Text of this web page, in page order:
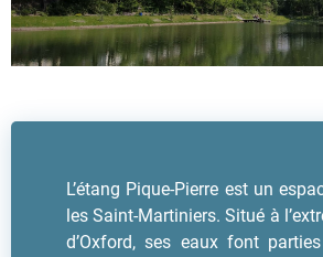
L’étang Pique-Pierre est un
les Saint-Martiniers. Situé à
d’Oxford, ses eaux font